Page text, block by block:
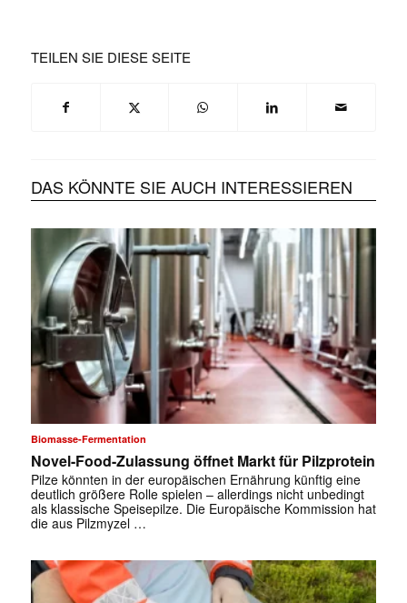
TEILEN SIE DIESE SEITE
DAS KÖNNTE SIE AUCH INTERESSIEREN
Biomasse-Fermentation
Novel-Food-Zulassung öffnet Markt für Pilzprotein
Pilze könnten in der europäischen Ernährung künftig eine
deutlich größere Rolle spielen – allerdings nicht unbedingt
als klassische Speisepilze. Die Europäische Kommission hat
die aus Pilzmyzel …